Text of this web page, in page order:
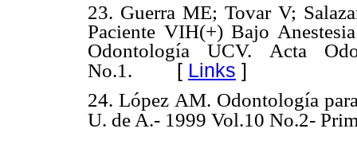
23. Guerra ME; Tovar V;
Paciente VIH(+) Bajo
Odontología UCV. Acta
No.1. [ Links ]
24. López AM. Odontología
U. de A.- 1999 Vol.10 No.2-